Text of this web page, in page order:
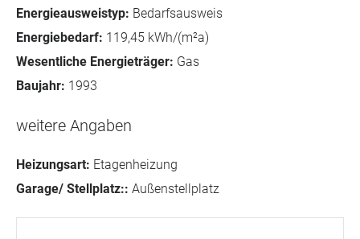
Energieausweistyp: Bedarfsausweis
Energiebedarf: 119,45 kWh/(m²a)
Wesentliche Energieträger: Gas
Baujahr: 1993
weitere Angaben
Heizungsart: Etagenheizung
Garage/ Stellplatz:: Außenstellplatz